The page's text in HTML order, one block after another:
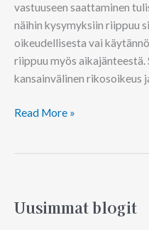
vastuuseen saattaminen
näihin kysymyksiin riippuu
oikeudellisesta vai
riippuu myös aikajänteestä.
kansainvälinen rikosoikeus
Read More »
Uusimmat blogit